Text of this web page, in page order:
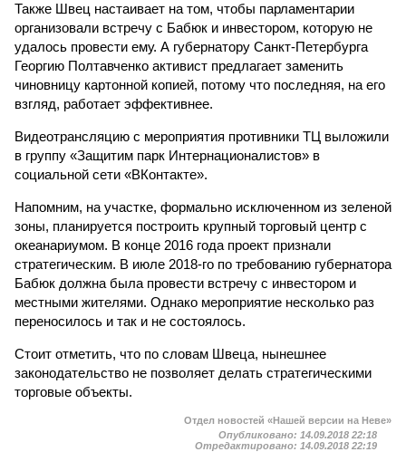
Также Швец настаивает на том, чтобы парламентарии
организовали встречу с Бабюк и инвестором, которую не
удалось провести ему. А губернатору Санкт-Петербурга
Георгию Полтавченко активист предлагает заменить
чиновницу картонной копией, потому что последняя, на его
взгляд, работает эффективнее.
Видеотрансляцию с мероприятия противники ТЦ выложили
в группу «Защитим парк Интернационалистов» в
социальной сети «ВКонтакте».
Напомним, на участке, формально исключенном из зеленой
зоны, планируется построить крупный торговый центр с
океанариумом. В конце 2016 года проект признали
стратегическим. В июле 2018-го по требованию губернатора
Бабюк должна была провести встречу с инвестором и
местными жителями. Однако мероприятие несколько раз
переносилось и так и не состоялось.
Стоит отметить, что по словам Швеца, нынешнее
законодательство не позволяет делать стратегическими
торговые объекты.
Отдел новостей «Нашей версии на Неве»
Опубликовано: 14.09.2018 22:18
Отредактировано: 14.09.2018 22:19